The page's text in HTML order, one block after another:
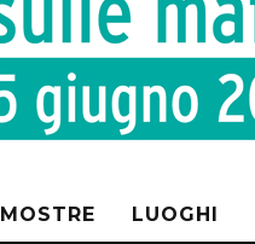
MOSTRE LUOGHI